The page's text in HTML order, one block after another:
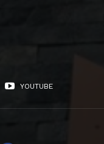
YOUTUBE